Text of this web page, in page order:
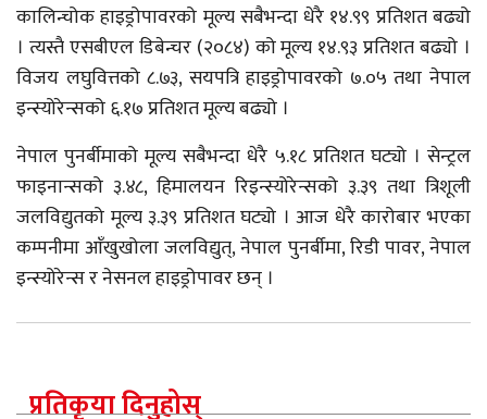
कालिन्चोक हाइड्रोपावरको मूल्य सबैभन्दा धेरै १४.९९ प्रतिशत बढ्यो
। त्यस्तै एसबीएल डिबेन्चर (२०८४) को मूल्य १४.९३ प्रतिशत बढ्यो ।
विजय लघुवित्तको ८.७३, सयपत्रि हाइड्रोपावरको ७.०५ तथा नेपाल
इन्स्योरेन्सको ६.१७ प्रतिशत मूल्य बढ्यो ।
नेपाल पुनर्बीमाको मूल्य सबैभन्दा धेरै ५.१८ प्रतिशत घट्यो । सेन्ट्रल
फाइनान्सको ३.४८, हिमालयन रिइन्स्योरेन्सको ३.३९ तथा त्रिशूली
जलविद्युतको मूल्य ३.३९ प्रतिशत घट्यो । आज धेरै कारोबार भएका
कम्पनीमा आँखुखोला जलविद्युत्, नेपाल पुनर्बीमा, रिडी पावर, नेपाल
इन्स्योरेन्स र नेसनल हाइड्रोपावर छन् ।
प्रतिकृया दिनुहोस्